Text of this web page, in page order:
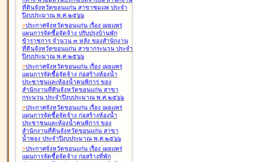
ที่ดินจังหวัดขอนแก่น สาขาชุมแพ ประจำ
ปีงบประมาณ พ.ศ.๒๕๖๖
>ประกาศจังหวัดขอนแก่น เรื่อง เผยแพร่
แผนการจัดซื้อจัดจ้าง ปรับปรุงบ้านพัก
ข้าราชการ จำนวน ๓ หลัง ของสำนักงาน
ที่ดินจังหวัดขอนแก่น สาขากระนวน ประจำ
ปีงบประมาณ พ.ศ.๒๕๖๖
>ประกาศจังหวัดขอนแก่น เรื่อง เผยแพร่
แผนการจัดซื้อจัดจ้าง ก่อสร้างห้องน้ำ
ประชาชนและห้องน้ำคนพิการ ของ
สำนักงานที่ดินจังหวัดขอนแก่น สาขา
กระนวน ประจำปีงบประมาณ พ.ศ.๒๕๖๖
>ประกาศจังหวัดขอนแก่น เรื่อง เผยแพร่
แผนการจัดซื้อจัดจ้าง ก่อสร้างห้องน้ำ
ประชาชนและห้องน้ำคนพิการ ของ
สำนักงานที่ดินจังหวัดขอนแก่น สาขา
น้ำพอง ประจำปีงบประมาณ พ.ศ.๒๕๖๖
>ประกาศจังหวัดขอนแก่น เรื่อง เผยแพร่
แผนการจัดซื้อจัดจ้าง ก่อสร้างที่พัก